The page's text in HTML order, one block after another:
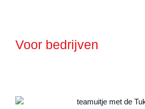
Voor bedrijven